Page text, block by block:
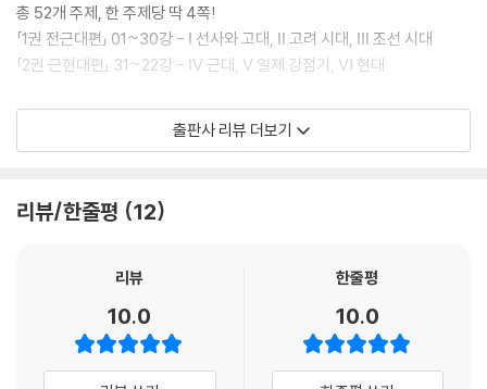
총 52개 주제, 한 주제당 딱 4쪽!
「1권 전근대편」 01~30강 - Ⅰ 선사와 고대, Ⅱ 고려 시대, Ⅲ 조선 시대
「2권 근현대편」 31~22강 - Ⅳ 근대, Ⅴ 일제 강점기, Ⅵ 현대
1. 먼저 상상해 봐요.
각 주제가 시작될 때마다 관련 사진과 그림, 짧은 이야기를 통해 앞으로 어
2. 다채로운 시각 자료와 함께 하는 한국사 이야기
이해해요. 흥미진진한 이야기를 따라가다 보면 핵심 내용이 머릿속에 쏙
마지막에는 단답형 퀴즈로 배운 내용을 가볍게 확인하며 알차게 마무리해
출판사 리뷰 더보기
리뷰/한줄평 12
리뷰
10.0
한줄평
10.0